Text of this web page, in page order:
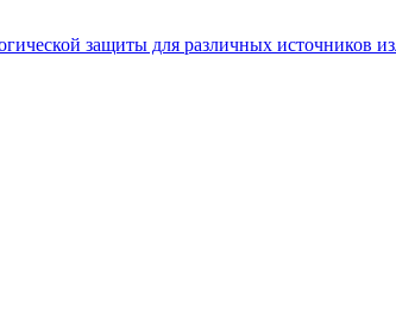
защиты для различных источников